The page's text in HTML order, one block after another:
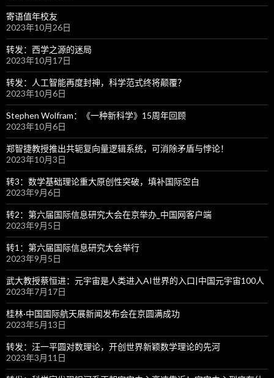
寄语值年校友
2023年10月26日
转发：西学之源的迷局
2023年10月17日
转发：人工智能再度封神，科学范式终将颠覆？
2023年10月6日
Stephen Wolfram：《一种新科学》15周年回顾
2023年10月6日
郑智捷教授推出共轭复向量逻辑系统，可消除矛盾与悖论！
2023年10月3日
转3：数学基础理论重大原创性突破，填补国际空白
2023年9月6日
转2：第六届国际信息研究大会在京举办_中国网客户端
2023年9月5日
转1：第六届国际信息研究大会举行
2023年9月5日
武大教授蔡恒进：元宇宙是人类进入AI世界的入口|中国元宇宙100人
2023年7月17日
桂林·中国国际航天展新闻发布会在京圆满成功
2023年5月13日
转发：汪一平圆对数理论，开创世界新颖数学理论的先河
2023年3月11日